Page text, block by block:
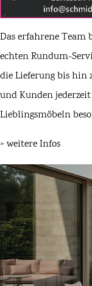
Das erfahrene
echten Rundum-
die Lieferung bis hin
und Kunden
Lieblingsmöbeln
>weitere Infos